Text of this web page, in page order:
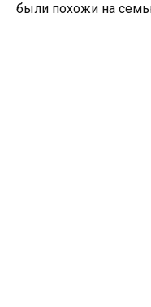
были похожи на